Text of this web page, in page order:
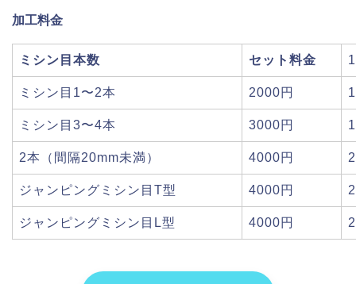
加工料金
ミシン目本数 セット料金
ミシン目1〜2本 2000円
ミシン目3〜4本 3000円
2本（間隔20mm未満） 4000円
ジャンピングミシン目T型 4000円
ジャンピングミシン目L型 4000円